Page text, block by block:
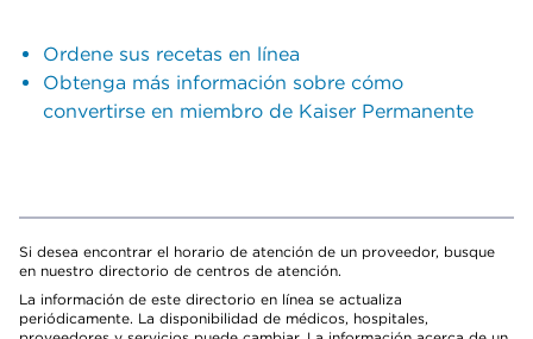
Ordene sus recetas en línea
Obtenga más información sobre cómo
convertirse en miembro de Kaiser Permanente
Si desea encontrar el horario de atención de un proveedor, busque
en nuestro directorio de centros de atención.
La información de este directorio en línea se actualiza
periódicamente. La disponibilidad de médicos, hospitales,